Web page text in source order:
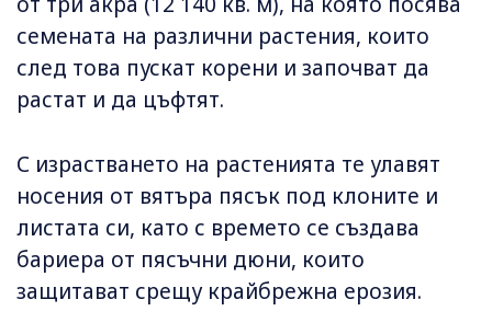
семената на различни растения, които
след това пускат корени и започват да
растат и да цъфтят.
С израстването на растенията те улавят
носения от вятъра пясък под клоните и
листата си, като с времето се създава
бариера от пясъчни дюни, които
защитават срещу крайбрежна ерозия.